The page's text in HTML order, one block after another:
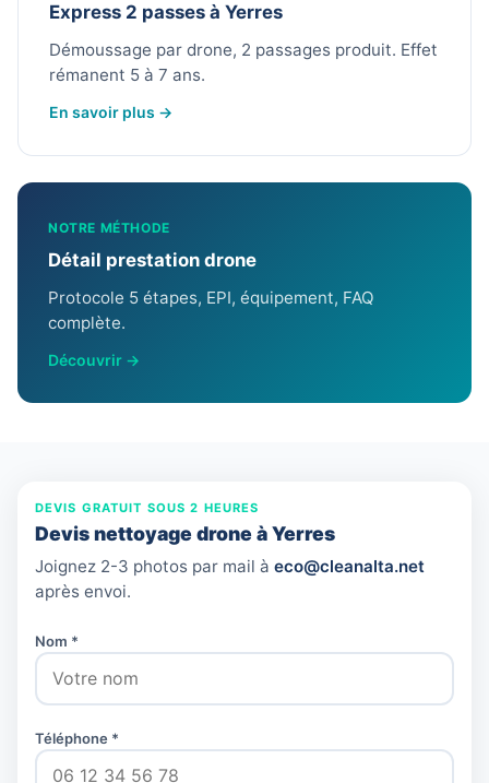
Express 2 passes à Yerres
Démoussage par drone, 2 passages produit. Effet
rémanent 5 à 7 ans.
En savoir plus →
NOTRE MÉTHODE
Détail prestation drone
Protocole 5 étapes, EPI, équipement, FAQ
complète.
Découvrir →
DEVIS GRATUIT SOUS 2 HEURES
Devis nettoyage drone à Yerres
Joignez 2-3 photos par mail à eco@cleanalta.net
après envoi.
Nom *
Téléphone *